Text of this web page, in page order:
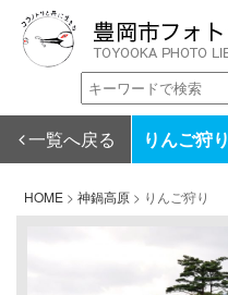
一覧へ戻る りんご狩り
HOME > 神鍋高原 > りんご狩り